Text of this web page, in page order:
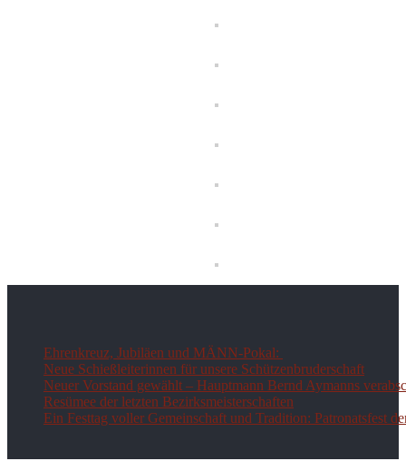
Ehrenkreuz, Jubiläen und MÄNN-Pokal:
Neue Schießleiterinnen für unsere Schützenbruderschaft
Neuer Vorstand gewählt – Hauptmann Bernd Aymanns
Resümee der letzten Bezirksmeisterschaften
Ein Festtag voller Gemeinschaft und Tradition: Patronatsfest